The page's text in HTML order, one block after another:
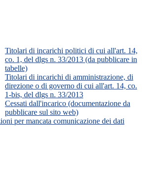
Titolari di incarichi politici di cui all'art. 14,
co. 1, del dlgs n. 33/2013 (da pubblicare in
tabelle)
Titolari di incarichi di amministrazione, di
direzione o di governo di cui all'art. 14, co.
1-bis, del dlgs n. 33/2013
Cessati dall'incarico (documentazione da
pubblicare sul sito web)
per mancata comunicazione dei dati